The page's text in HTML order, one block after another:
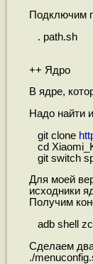
Подключим
. path.sh
++ Ядро
В ядре,
Надо найти
git clone
cd
git switch
Для моей
исходники
Получим
adb shell
Сделаем
./